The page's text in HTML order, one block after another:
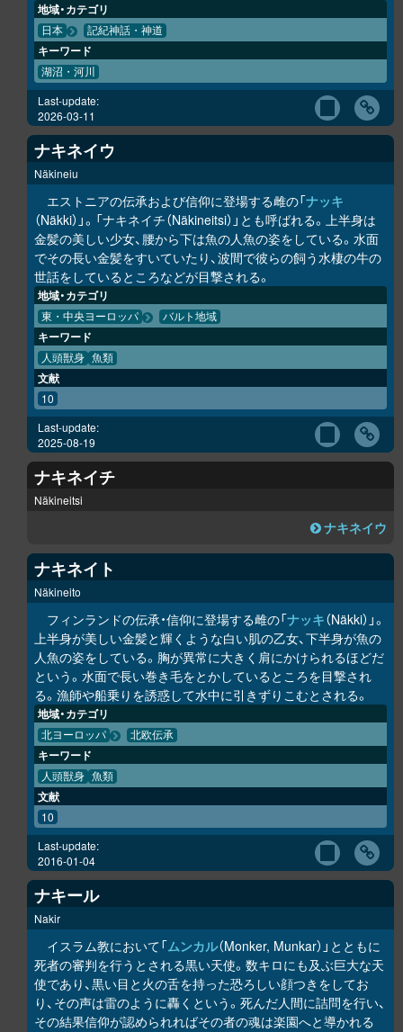
地域・カテゴリ
日本 記紀神話・神道
キーワード
湖沼・河川
Last-update:
2026-03-11
ナキネイウ
Näkineiu
エストニアの伝承および信仰に登場する雌の「ナッキ
（Näkki）」。「ナキネイチ（Näkineitsi）」とも呼ばれる。上半身は
金髪の美しい少女、腰から下は魚の人魚の姿をしている。水面
でその長い金髪をすいていたり、波間で彼らの飼う水棲の牛の
世話をしているところなどが目撃される。
地域・カテゴリ
東・中央ヨーロッパ バルト地域
キーワード
人頭獣身 魚類
文献
10
Last-update:
2025-08-19
ナキネイチ
Näkineitsi
ナキネイウ
ナキネイト
Näkineito
フィンランドの伝承・信仰に登場する雌の「ナッキ（Näkki）」。
上半身が美しい金髪と輝くような白い肌の乙女、下半身が魚の
人魚の姿をしている。胸が異常に大きく肩にかけられるほどだ
という。水面で長い巻き毛をとかしているところを目撃され
る。漁師や船乗りを誘惑して水中に引きずりこむとされる。
地域・カテゴリ
北ヨーロッパ 北欧伝承
キーワード
人頭獣身 魚類
文献
10
Last-update:
2016-01-04
ナキール
Nakir
イスラム教において「ムンカル（Monker, Munkar）」とともに
死者の審判を行うとされる黒い天使。数キロにも及ぶ巨大な天
使であり、黒い目と火の舌を持った恐ろしい顔つきをしてお
り、その声は雷のように轟くという。死んだ人間に詰問を行い、
その結果信仰が認められればその者の魂は楽園へと導かれる